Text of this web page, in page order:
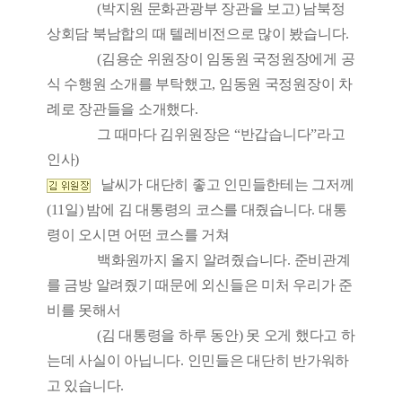
(박지원 문화관광부 장관을 보고) 남북정
상회담 북남합의 때 텔레비전으로 많이 봤습니다.
(김용순 위원장이 임동원 국정원장에게 공
식 수행원 소개를 부탁했고, 임동원 국정원장이 차
례로 장관들을 소개했다.
그 때마다 김위원장은 “반갑습니다”라고
인사)
날씨가 대단히 좋고 인민들한테는 그저께
(11일) 밤에 김 대통령의 코스를 대줬습니다. 대통
령이 오시면 어떤 코스를 거쳐
백화원까지 올지 알려줬습니다. 준비관계
를 금방 알려줬기 때문에 외신들은 미처 우리가 준
비를 못해서
(김 대통령을 하루 동안) 못 오게 했다고 하
는데 사실이 아닙니다. 인민들은 대단히 반가워하
고 있습니다.